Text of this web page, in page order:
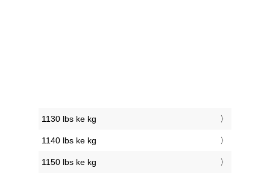
1130 lbs ke kg
1140 lbs ke kg
1150 lbs ke kg